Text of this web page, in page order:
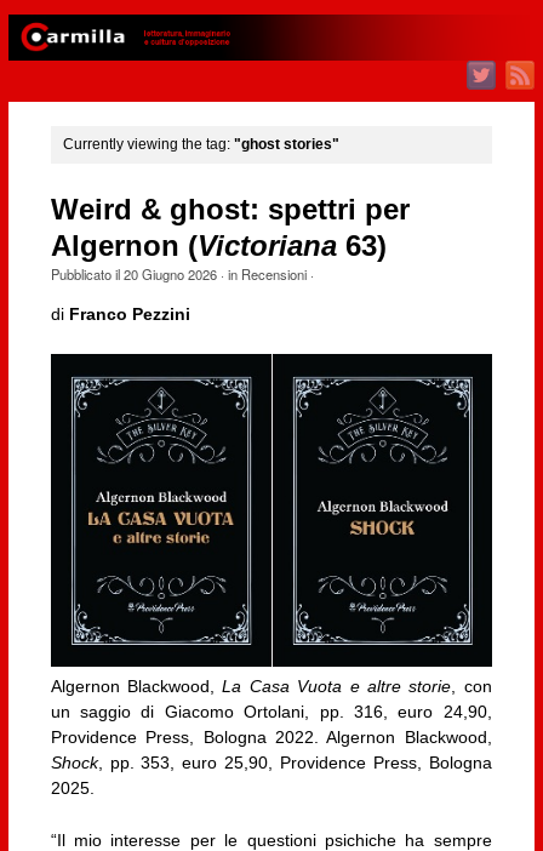
Currently viewing the tag: "ghost stories"
Weird & ghost: spettri per
Algernon (Victoriana63)
Pubblicato il20 Giugno 2026· in Recensioni·
di Franco Pezzini
Algernon Blackwood,La Casa Vuota e altre storie , con
un saggio di Giacomo Ortolani, pp. 316, euro 24,90,
Providence Press, Bologna 2022. Algernon Blackwood,
Shock, pp. 353, euro 25,90, Providence Press, Bologna
2025.
“Il mio interesse per le questioni psichiche ha sempre